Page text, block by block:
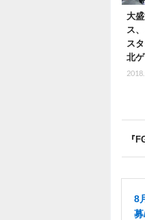
大
ス
ス
北ゲ
『
8